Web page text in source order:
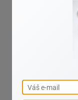
najdeme